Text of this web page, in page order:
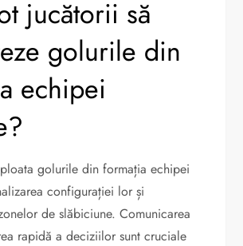
jucătorii să
golurile din
echipei
golurile din formația echipei
configurației lor și
de slăbiciune. Comunicarea
rapidă a deciziilor sunt cruciale